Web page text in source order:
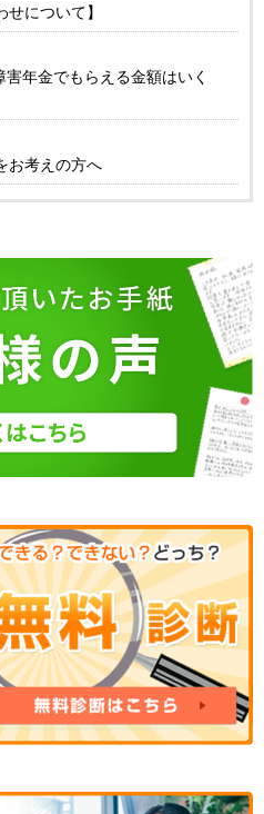
せについて】
年金でもらえる金額はいく
お考えの方へ